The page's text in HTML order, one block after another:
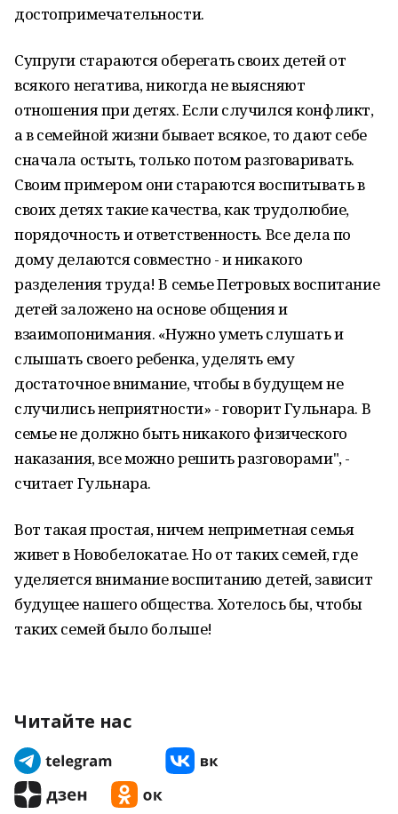
достопримечательности.
Супруги стараются оберегать своих детей от
всякого негатива, никогда не выясняют
отношения при детях. Если случился конфликт,
а в семейной жизни бывает всякое, то дают себе
сначала остыть, только потом разговаривать.
Своим примером они стараются воспитывать в
своих детях такие качества, как трудолюбие,
порядочность и ответственность. Все дела по
дому делаются совместно - и никакого
разделения труда! В семье Петровых воспитание
детей заложено на основе общения и
взаимопонимания. «Нужно уметь слушать и
слышать своего ребенка, уделять ему
достаточное внимание, чтобы в будущем не
случились неприятности» - говорит Гульнара. В
семье не должно быть никакого физического
наказания, все можно решить разговорами", -
считает Гульнара.
Вот такая простая, ничем неприметная семья
живет в Новобелокатае. Но от таких семей, где
уделяется внимание воспитанию детей, зависит
будущее нашего общества. Хотелось бы, чтобы
таких семей было больше!
Читайте нас